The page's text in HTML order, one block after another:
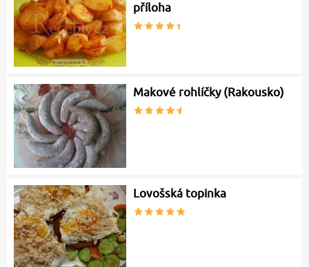
příloha
Makové rohlíčky (Rakousko)
Lovošská topinka